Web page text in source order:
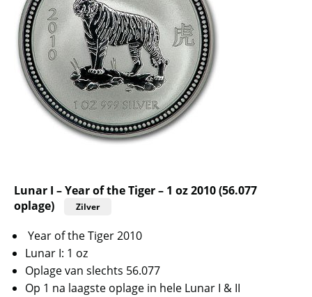
Lunar I – Year of the Tiger – 1 oz 2010 (56.077
oplage)
Zilver
Year of the Tiger 2010
Lunar I: 1 oz
Oplage van slechts 56.077
Op 1 na laagste oplage in hele Lunar I & II